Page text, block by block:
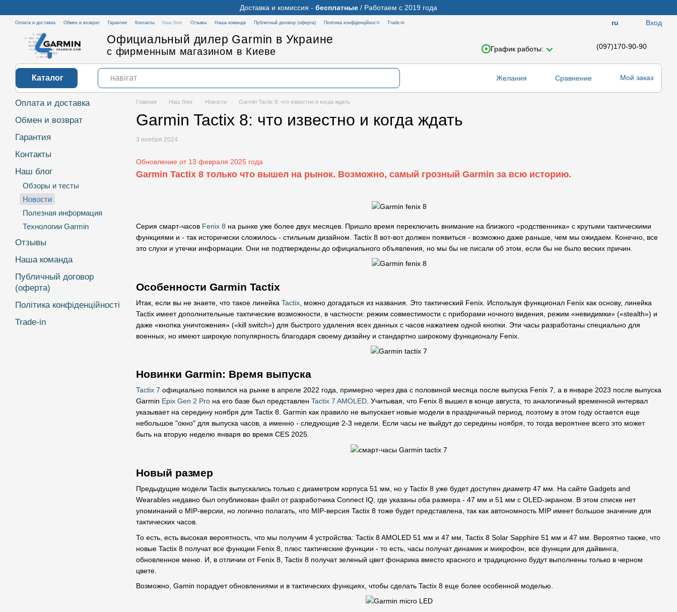
Доставка и комиссия - бесплатные / Работаем с 2019 года
Оплата и доставка Обмен и возврат Гарантия Контакты Наш блог Отзывы Наша команда Публичный договор (оферта) Політика конфіденційності Trade-in ru Вход
Официальный дилер Garmin в Украине
с фирменным магазином в Киеве График работы: (097)170-90-90
Каталог Желания Сравнение Мой заказ
Главная Наш блог Новости Garmin Tactix 8: что известно и когда ждать
Garmin Tactix 8: что известно и когда ждать
3 ноября 2024
Обновление от 13 февраля 2025 года
Garmin Tactix 8 только что вышел на рынок. Возможно, самый грозный Garmin за всю историю.
Серия смарт-часов Fenix 8 на рынке уже более двух месяцев. Пришло время переключить внимание на близкого «родственника» с крутыми тактическими
функциями и - так исторически сложилось - стильным дизайном. Tactix 8 вот-вот должен появиться - возможно даже раньше, чем мы ожидаем. Конечно, все
это слухи и утечки информации. Они не подтверждены до официального объявления, но мы бы не писали об этом, если бы не было веских причин.
Особенности Garmin Tactix
Итак, если вы не знаете, что такое линейка Tactix , можно догадаться из названия. Это тактический Fenix. Используя функционал Fenix как основу, линейка
Tactix имеет дополнительные тактические возможности, в частности: режим совместимости с приборами ночного видения, режим «невидимки» («stealth») и
даже «кнопка уничтожения» («kill switch») для быстрого удаления всех данных с часов нажатием одной кнопки. Эти часы разработаны специально для
военных, но имеют широкую популярность благодаря своему дизайну и стандартно широкому функционалу Fenix.
Новинки Garmin: Время выпуска
Tactix 7 официально появился на рынке в апреле 2022 года, примерно через два с половиной месяца после выпуска Fenix 7, а в январе 2023 после выпуска
Garmin Epix Gen 2 Pro на его базе был представлен Tactix 7 AMOLED. Учитывая, что Fenix 8 вышел в конце августа, то аналогичный временной интервал
указывает на середину ноября для Tactix 8. Garmin как правило не выпускает новые модели в праздничный период, поэтому в этом году остается еще
небольшое "окно" для выпуска часов, а именно - следующие 2-3 недели. Если часы не выйдут до середины ноября, то тогда вероятнее всего это может
быть на вторую неделю января во время CES 2025.
Новый размер
Предыдущие модели Tactix выпускались только с диаметром корпуса 51 мм, но у Tactix 8 уже будет доступен диаметр 47 мм. На сайте Gadgets and
Wearables недавно был опубликован файл от разработчика Connect IQ, где указаны оба размера - 47 мм и 51 мм с OLED-экраном. В этом списке нет
упоминаний о MIP-версии, но логично полагать, что MIP-версия Tactix 8 тоже будет представлена, так как автономность MIP имеет большое значение для
тактических часов.
То есть, есть высокая вероятность, что мы получим 4 устройства: Tactix 8 AMOLED 51 мм и 47 мм, Tactix 8 Solar Sapphire 51 мм и 47 мм. Вероятно также, что
новые Tactix 8 получат все функции Fenix 8, плюс тактические функции - то есть, часы получат динамик и микрофон, все функции для дайвинга,
обновленное меню. И, в отличии от Fenix 8, Tactix 8 получат зеленый цвет фонарика вместо красного и традиционно будут выполнены только в черном
цвете.
Возможно, Gamin порадует обновлениями и в тактических функциях, чтобы сделать Tactix 8 еще более особенной моделью.
Оплата и доставка
Обмен и возврат
Гарантия
Контакты
Наш блог
Обзоры и тесты
Новости
Полезная информация
Технологии Garmin
Отзывы
Наша команда
Публичный договор
(оферта)
Політика конфіденційності
Trade-in